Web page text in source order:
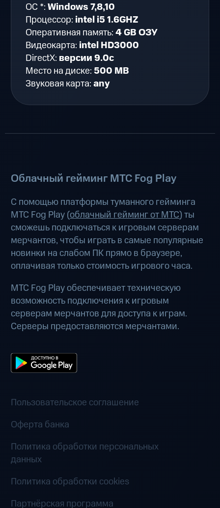
ОС *:Windows 7,8,10
Процессор: intel i5 1.6GHZ
Оперативная память:4 GB ОЗУ
Видеокарта: intel HD3000
DirectX: версии 9.0c
Место на диске:500 MB
Звуковая карта:any
Облачный гейминг МТС Fog Play
С помощью платформы туманного гейминга
МТС Fog Play (облачный гейминг от МТС) ты
сможешь подключаться к игровым серверам
мерчантов, чтобы играть в самые популярные
новинки на слабом ПК прямо в браузере,
оплачивая только стоимость игрового часа.
МТС Fog Play обеспечивает техническую
возможность подключения к игровым
серверам мерчантов для доступа к играм.
Серверы предоставляются мерчантами.
Пользовательское соглашение
Оферта банка
Политика обработки персональных
данных
Политика обработки cookies
Партнёрская программа